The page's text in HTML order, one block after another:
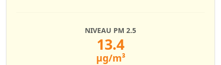
NIVEAU PM 2.5
13.4
µg/m³